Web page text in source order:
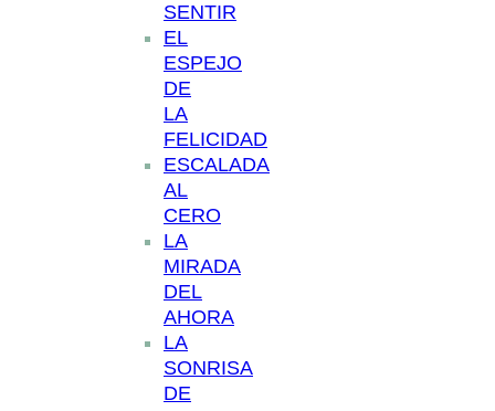
SENTIR
EL
ESPEJO
DE
LA
FELICIDAD
ESCALADA
AL
CERO
LA
MIRADA
DEL
AHORA
LA
SONRISA
DE